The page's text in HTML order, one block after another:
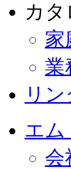
カ
家
業
リン
エム
会